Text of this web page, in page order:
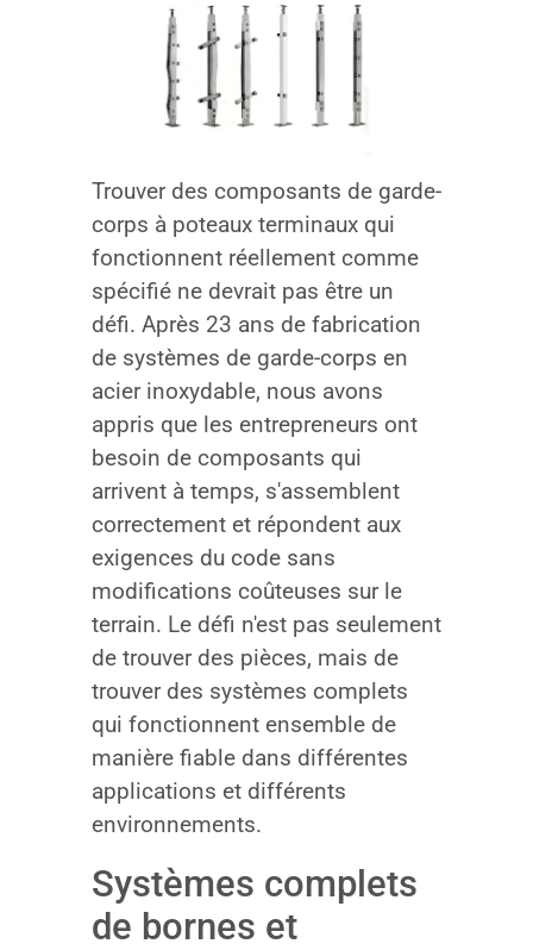
Trouver des composants de garde-
corps à poteaux terminaux qui
fonctionnent réellement comme
spécifié ne devrait pas être un
défi. Après 23 ans de fabrication
de systèmes de garde-corps en
acier inoxydable, nous avons
appris que les entrepreneurs ont
besoin de composants qui
arrivent à temps, s'assemblent
correctement et répondent aux
exigences du code sans
modifications coûteuses sur le
terrain. Le défi n'est pas seulement
de trouver des pièces, mais de
trouver des systèmes complets
qui fonctionnent ensemble de
manière fiable dans différentes
applications et différents
environnements.
Systèmes complets
de bornes et